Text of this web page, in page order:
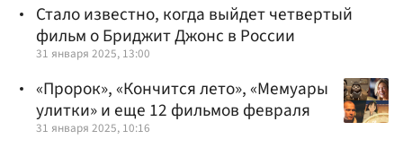
Стало известно, когда выйдет четвертый
фильм о Бриджит Джонс в России
31 января 2025, 13:00
«Пророк», «Кончится лето», «Мемуары
улитки» и еще 12 фильмов февраля
31 января 2025, 10:16